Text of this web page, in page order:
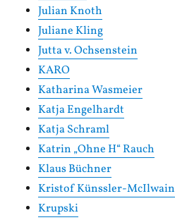
Julian Knoth
Juliane Kling
Jutta v. Ochsenstein
KARO
Katharina Wasmeier
Katja Engelhardt
Katja Schraml
Katrin „Ohne H“ Rauch
Klaus Büchner
Kristof Künssler-McIlwain
Krupski